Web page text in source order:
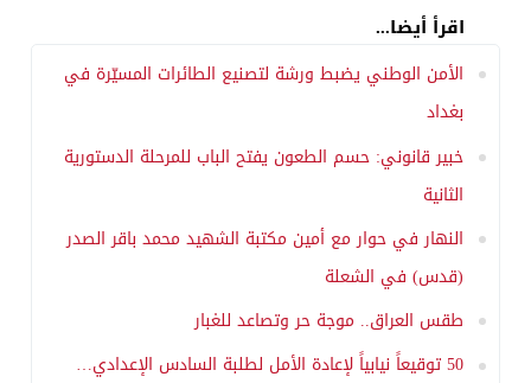
اقرأ أيضا...
الأمن الوطني يضبط ورشة لتصنيع الطائرات المسيّرة في
بغداد
خبير قانوني: حسم الطعون يفتح الباب للمرحلة الدستورية
الثانية
النهار في حوار مع أمين مكتبة الشهيد محمد باقر الصدر
(قدس) في الشعلة
طقس العراق.. موجة حر وتصاعد للغبار
50 توقيعاً نيابياً لإعادة الأمل لطلبة السادس الإعدادي…